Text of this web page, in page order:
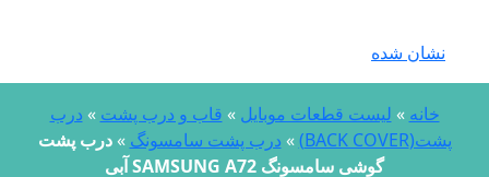
نشان شده
خانه»لیست قطعات موبایل»قاب و درب پشت»درب
پشت(BACK COVER)
»درب پشت سامسونگ»درب پشت
گوشی سامسونگ SAMSUNG A72 آبی